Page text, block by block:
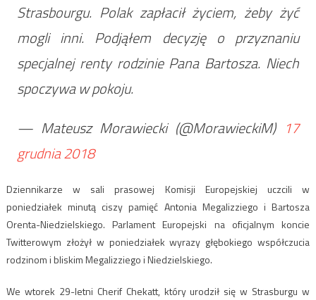
Strasbourgu. Polak zapłacił życiem, żeby żyć
mogli inni. Podjąłem decyzję o przyznaniu
specjalnej renty rodzinie Pana Bartosza. Niech
spoczywa w pokoju.
— Mateusz Morawiecki (@MorawieckiM) 17
grudnia 2018
Dziennikarze w sali prasowej Komisji Europejskiej uczcili w
poniedziałek minutą ciszy pamięć Antonia Megalizziego i Bartosza
Orenta-Niedzielskiego. Parlament Europejski na oficjalnym koncie
Twitterowym złożył w poniedziałek wyrazy głębokiego współczucia
rodzinom i bliskim Megalizziego i Niedzielskiego.
We wtorek 29-letni Cherif Chekatt, który urodził się w Strasburgu w